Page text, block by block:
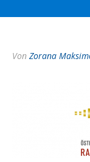
Von Zorana